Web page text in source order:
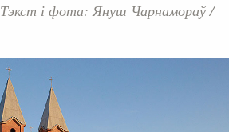
Тэкст і фота: Януш Чарнамораў/